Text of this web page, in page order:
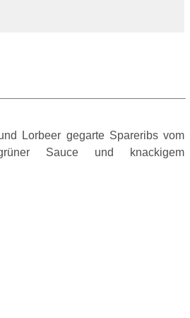
Lorbeer gegarte Spareribs vom
Sauce und knackigem